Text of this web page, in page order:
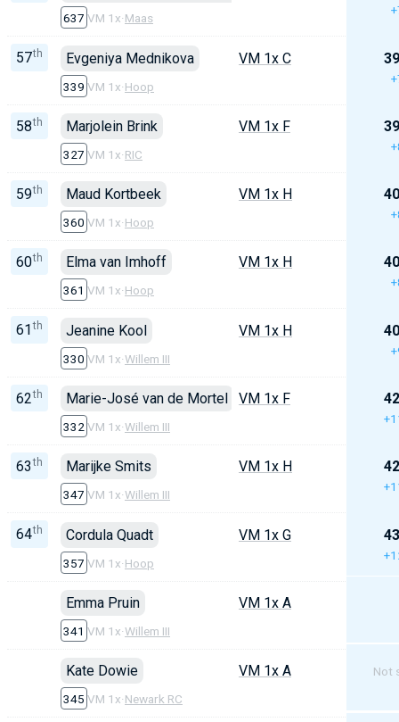
637 VM 1x·Maas
57th Evgeniya Mednikova
339 VM 1x·Hoop
VM 1x C
58th Marjolein Brink
327 VM 1x·RIC
VM 1x F
59th Maud Kortbeek
360 VM 1x·Hoop
VM 1x H
60th Elma van Imhoff
361 VM 1x·Hoop
VM 1x H
61 th Jeanine Kool
330 VM 1x·Willem III
VM 1x H
62th Marie-José van de Mortel
332 VM 1x·Willem III
VM 1x F
63 th Marijke Smits
347 VM 1x·Willem III
VM 1x H
64th Cordula Quadt
357 VM 1x·Hoop
VM 1x G
Emma Pruin
341 VM 1x·Willem III
VM 1x A
Kate Dowie
345 VM 1x·Newark RC
VM 1x A Not